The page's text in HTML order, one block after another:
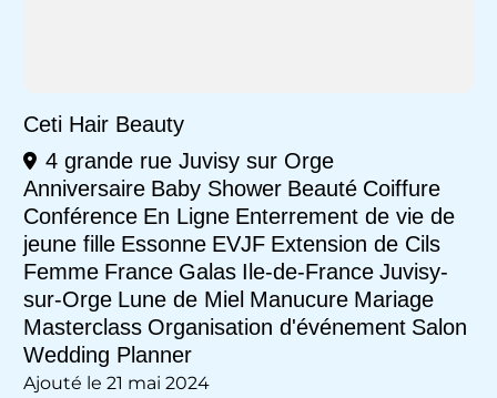
Ceti Hair Beauty
4 grande rue Juvisy sur Orge
Anniversaire Baby Shower Beauté Coiffure
Conférence En Ligne Enterrement de vie de
jeune fille Essonne EVJF Extension de Cils
Femme France Galas Ile-de-France Juvisy-
sur-Orge Lune de Miel Manucure Mariage
Masterclass Organisation d'événement Salon
Wedding Planner
Ajouté le 21 mai 2024